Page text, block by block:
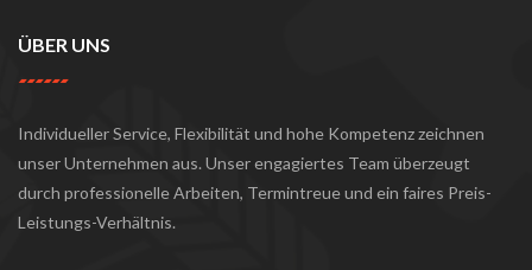
ÜBER UNS
Individueller Service, Flexibilität und hohe Kompetenz zeichnen
unser Unternehmen aus. Unser engagiertes Team überzeugt
durch professionelle Arbeiten, Termintreue und ein faires Preis-
Leistungs-Verhältnis.